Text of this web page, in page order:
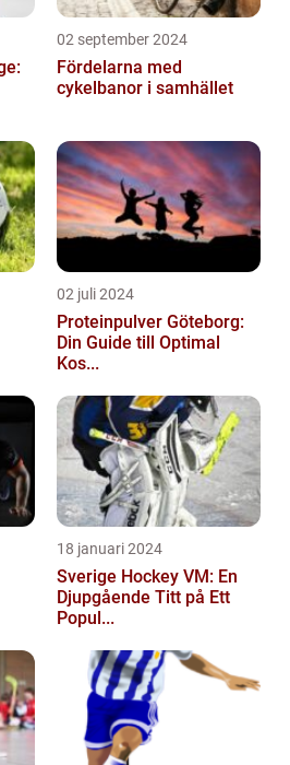
02 september 2024
Fördelarna med
cykelbanor i samhället
02 juli 2024
Proteinpulver Göteborg:
Din Guide till Optimal
Kos...
18 januari 2024
Sverige Hockey VM: En
Djupgående Titt på Ett
Popul...